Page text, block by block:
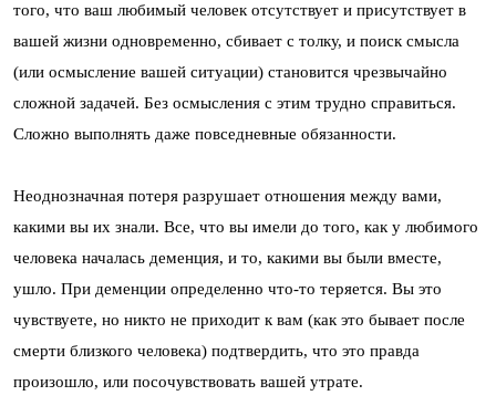
того, что ваш любимый человек отсутствует и присутствует в
вашей жизни одновременно, сбивает с толку, и поиск смысла
(или осмысление вашей ситуации) становится чрезвычайно
сложной задачей. Без осмысления с этим трудно справиться.
Сложно выполнять даже повседневные обязанности.
Неоднозначная потеря разрушает отношения между вами,
какими вы их знали. Все, что вы имели до того, как у любимого
человека началась деменция, и то, какими вы были вместе,
ушло. При деменции определенно что-то теряется. Вы это
чувствуете, но никто не приходит к вам (как это бывает после
смерти близкого человека) подтвердить, что это правда
произошло, или посочувствовать вашей утрате.